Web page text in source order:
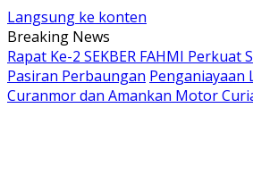
Langsung ke konten
Breaking News
Rapat Ke-2 SEKBER FAHMI
Pasiran Perbaungan Penganiayaan
Curanmor dan Amankan Motor